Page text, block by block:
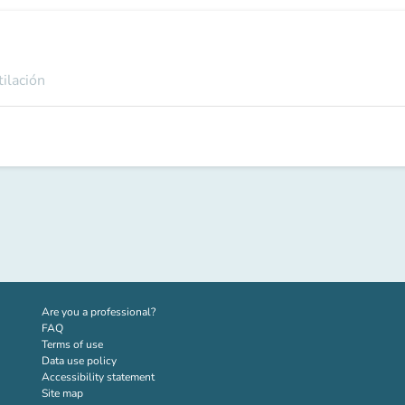
Are you a professional?(new tab)
FAQ
Terms of use
Data use policy
Accessibility statement
Site map